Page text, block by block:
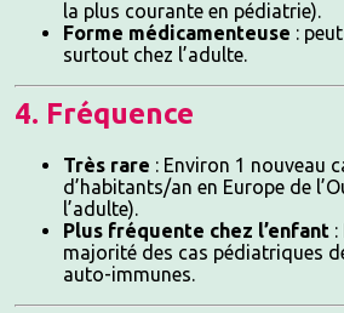
la plus courante en pédiatrie).
Forme médicamenteuse :
surtout chez l’adulte.
4. Fréquence
Très rare : Environ 1 nouveau
d’habitants/an en Europe de
l’adulte).
Plus fréquente chez l’enfant :
majorité des cas pédiatriques
auto-immunes.